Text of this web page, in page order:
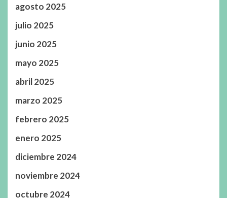
agosto 2025
julio 2025
junio 2025
mayo 2025
abril 2025
marzo 2025
febrero 2025
enero 2025
diciembre 2024
noviembre 2024
octubre 2024